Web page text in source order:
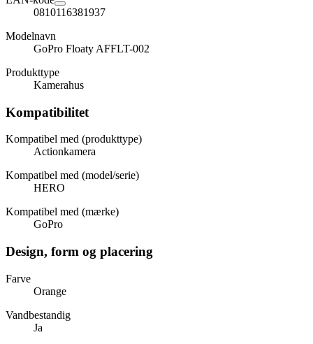
0810116381937
Modelnavn
GoPro Floaty AFFLT-002
Produkttype
Kamerahus
Kompatibilitet
Kompatibel med (produkttype)
Actionkamera
Kompatibel med (model/serie)
HERO
Kompatibel med (mærke)
GoPro
Design, form og placering
Farve
Orange
Vandbestandig
Ja